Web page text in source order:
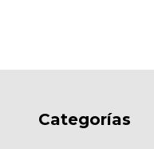
Categorías